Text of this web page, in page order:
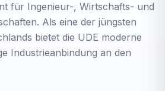
für Ingenieur-, Wirtschafts- und
Als eine der jüngsten
bietet die UDE moderne
Industrieanbindung an den